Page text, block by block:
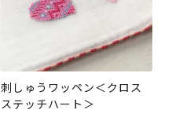
刺しゅうワッペン＜クロス
ステッチハート＞